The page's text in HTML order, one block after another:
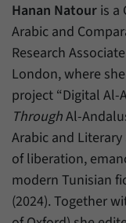
Hanan Natour is a
Arabic and
Research
London, where
project “Digital Al-
ThroughAl-
Arabic and
of liberation,
modern Tunisian
(2024). Together